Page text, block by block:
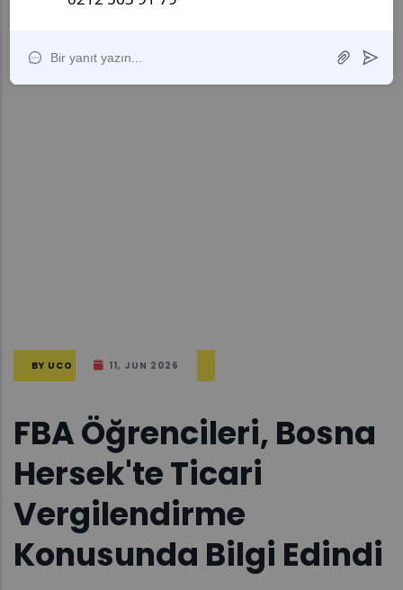
BY UCO 11, JUN 2026
FBA Öğrencileri, Bosna
Hersek'te Ticari
Vergilendirme
Konusunda Bilgi Edindi